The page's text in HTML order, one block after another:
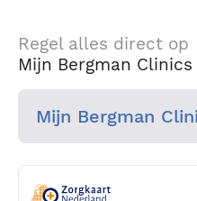
Regel alles direct op
Mijn Bergman Clinics
Mijn Bergman